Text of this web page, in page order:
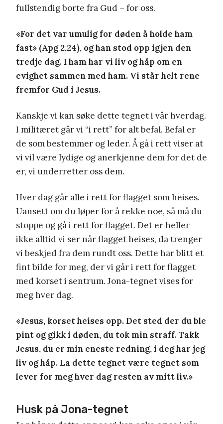
fullstendig borte fra Gud – for oss.
«For det var umulig for døden å holde ham
fast» (Apg 2,24), og han stod opp igjen den
tredje dag. I ham har vi liv og håp om en
evighet sammen med ham. Vi står helt rene
fremfor Gud i Jesus.
Kanskje vi kan søke dette tegnet i vår hverdag.
I militæret går vi “i rett” for alt befal. Befal er
de som bestemmer og leder. Å gå i rett viser at
vi vil være lydige og anerkjenne dem for det de
er, vi underretter oss dem.
Hver dag går alle i rett for flagget som heises.
Uansett om du løper for å rekke noe, så må du
stoppe og gå i rett for flagget. Det er heller
ikke alltid vi ser når flagget heises, da trenger
vi beskjed fra dem rundt oss. Dette har blitt et
fint bilde for meg, der vi går i rett for flagget
med korset i sentrum. Jona-tegnet vises for
meg hver dag.
«Jesus, korset heises opp. Det sted der du ble
pint og gikk i døden, du tok min straff. Takk
Jesus, du er min eneste redning, i deg har jeg
liv og håp. La dette tegnet være tegnet som
lever for meg hver dag resten av mitt liv.»
Husk på Jona-tegnet